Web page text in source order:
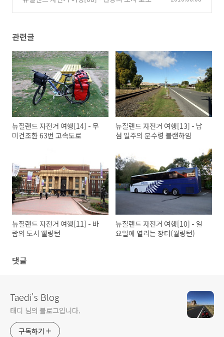
관련글
뉴질랜드 자전거 여행[14] - 무
미건조한 63번 고속도로
뉴질랜드 자전거 여행[13] - 남
섬 일주의 분수령 블랜하임
뉴질랜드 자전거 여행[11] - 바
람의 도시 웰링턴
뉴질랜드 자전거 여행[10] - 일
요일에 열리는 장터(월링턴)
댓글
Taedi's Blog
태디 님의 블로그입니다.
구독하기